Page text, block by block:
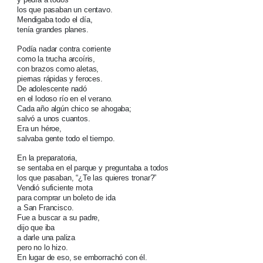
los que pasaban un centavo.
Mendigaba todo el día,
tenía grandes planes.
Podía nadar contra corriente
como la trucha arcoíris,
con brazos como aletas,
piernas rápidas y feroces.
De adolescente nadó
en el lodoso río en el verano.
Cada año algún chico se ahogaba;
salvó a unos cuantos.
Era un héroe,
salvaba gente todo el tiempo.
En la preparatoria,
se sentaba en el parque y preguntaba a todos
los que pasaban, “¿Te las quieres tronar?”
Vendió suficiente mota
para comprar un boleto de ida
a San Francisco.
Fue a buscar a su padre,
dijo que iba
a darle una paliza
pero no lo hizo.
En lugar de eso, se emborrachó con él.